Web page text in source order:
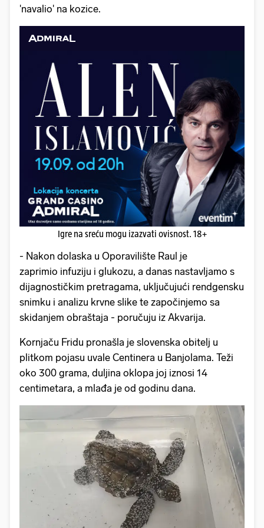
'navalio' na kozice.
Igre na sreću mogu izazvati ovisnost. 18+
- Nakon dolaska u Oporavilište Raul je
zaprimio infuziju i glukozu, a danas nastavljamo s
dijagnostičkim pretragama, uključujući rendgensku
snimku i analizu krvne slike te započinjemo sa
skidanjem obraštaja - poručuju iz Akvarija.
Kornjaču Fridu pronašla je slovenska obitelj u
plitkom pojasu uvale Centinera u Banjolama. Teži
oko 300 grama, duljina oklopa joj iznosi 14
centimetara, a mlađa je od godinu dana.